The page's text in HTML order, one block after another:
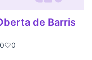
de Barris
0 0